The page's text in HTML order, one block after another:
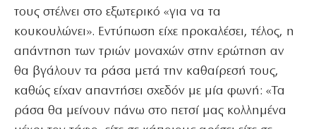
τους στέλνει στο εξωτερικό «για να τα
κουκουλώνει». Εντύπωση είχε προκαλέσει, τέλος, η
απάντηση των τριών μοναχών στην ερώτηση αν
θα βγάλουν τα ράσα μετά την καθαίρεσή τους,
καθώς είχαν απαντήσει σχεδόν με μία φωνή: «Τα
ράσα θα μείνουν πάνω στο πετσί μας κολλημένα